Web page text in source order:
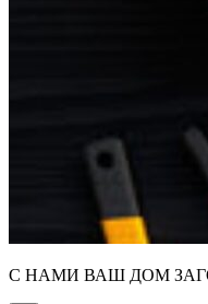
С НАМИ ВАШ ДОМ